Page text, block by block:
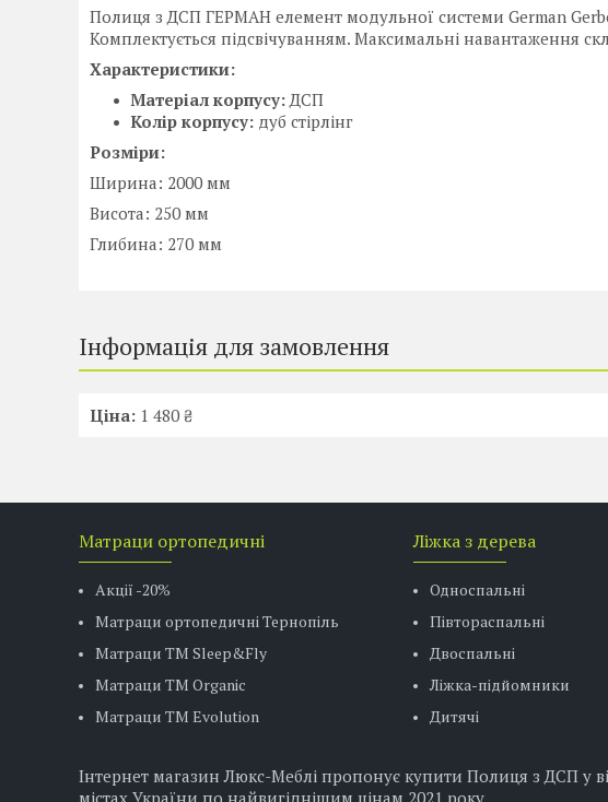
Полиця з ДСП ГЕРМАН елемент модульної системи German
Комплектується підсвічуванням. Максимальні навантаження
Характеристики:
Матеріал корпусу:ДСП
Колір корпусу: дуб стірлінг
Розміри:
Ширина: 2000 мм
Висота: 250 мм
Глибина: 270 мм
Інформація для замовлення
Ціна: 1 480 ₴
Матраци ортопедичні
Акції -20%
Матраци ортопедичні Тернопіль
Матраци ТМ Sleep&Fly
Матраци TM Organic
Матраци ТМ Evolution
Ліжка з дерева
Односпальні
Півтораспальні
Двоспальні
Ліжка-підйомники
Дитячі
Інтернет магазин Люкс-Меблі пропонує купити Полиця з ДСП у
містах України по найвигіднішим цінам 2021 року.